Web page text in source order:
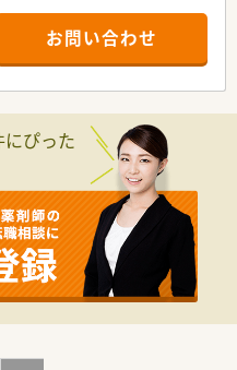
で幅広く在籍してます。
お休みの融通も利きやすくワー
です環境。
型で一般病床と療養病床を有
者様対応どちらも経験を積むこ
医療への貢献をしていらっしゃい
育も可能！
様な環境を整えています。
す。
両立を叶えたい方！
お問い合わせ
ぴった